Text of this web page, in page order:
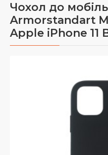
Чохол до
Armorstandart
Apple iPhone 11